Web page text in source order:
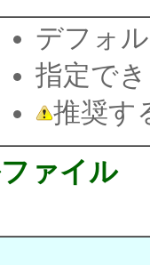
デフォ
指定で
推奨す
ァイル